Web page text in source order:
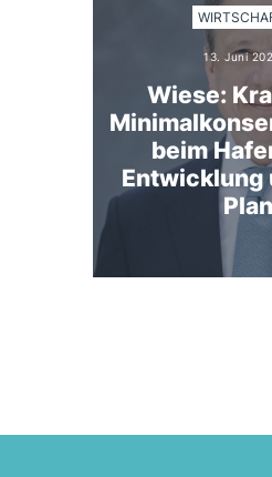
13. Juni
Wiese:
beim
Entwicklung
Plan